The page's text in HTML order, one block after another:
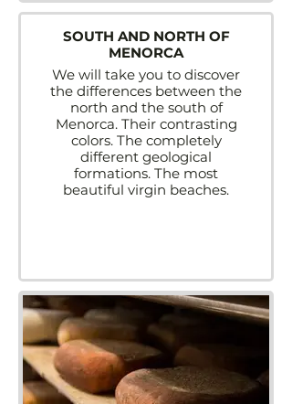
SOUTH AND NORTH OF
MENORCA
We will take you to discover
the differences between the
north and the south of
Menorca. Their contrasting
colors. The completely
different geological
formations. The most
beautiful virgin beaches.